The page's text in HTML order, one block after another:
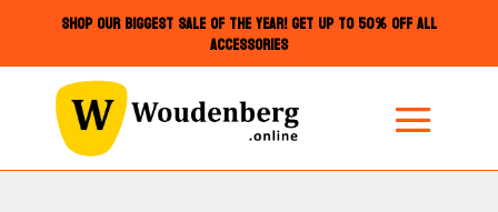
SHOP OUR BIGGEST SALE OF THE YEAR! GET UP TO 50% OFF ALL
ACCESSORIES